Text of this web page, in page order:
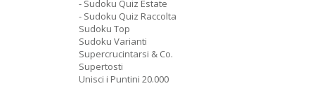
- Sudoku Quiz Estate
- Sudoku Quiz Raccolta
Sudoku Top
Sudoku Varianti
Supercrucintarsi & Co.
Supertosti
Unisci i Puntini 20.000